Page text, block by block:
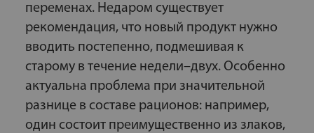
переменах. Недаром существует
рекомендация, что новый продукт нужно
вводить постепенно, подмешивая к
старому в течение недели–двух. Особенно
актуальна проблема при значительной
разнице в составе рационов: например,
один состоит преимущественно из злаков,